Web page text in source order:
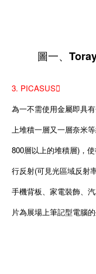
圖一、
3. PICASUS
為一不需使用金屬即具
上堆積一層又一層奈米
800層以上的堆積層)，
行反射(可見光區域反射
手機背板、家電裝飾、
片為展場上筆記型電腦